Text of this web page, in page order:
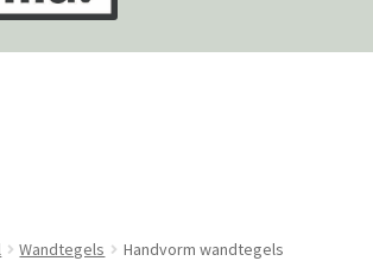
Wandtegels
Handvorm wandtegels